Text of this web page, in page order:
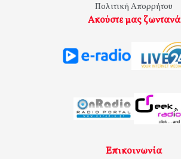
Πολιτική Απορρήτου
Ακούστε μας ζωντανά
Επικοινωνία